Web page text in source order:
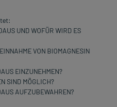
UND WOFÜR WIRD ES
VON BIOMAGNESIN
EINZUNEHMEN?
SIND MÖGLICH?
AUFZUBEWAHREN?